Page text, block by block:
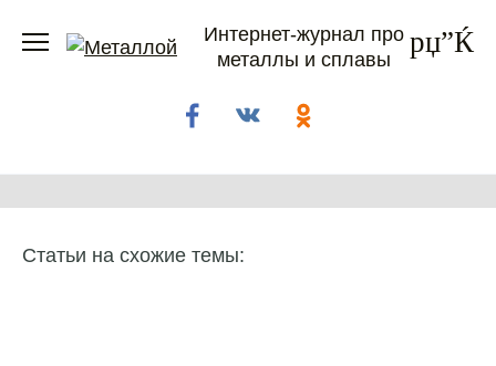
Интернет-журнал про
металлы и сплавы
Статьи на схожие темы: